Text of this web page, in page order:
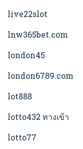
live22slot
lnw365bet.com
london45
london6789.com
lot888
lotto432 ทางเข้า
lotto77